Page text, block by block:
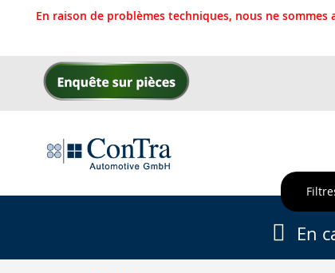
En raison de problèmes techniques, nous ne
Allez
En